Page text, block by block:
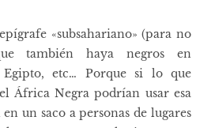
«subsahariano» (para no
también haya negros en
Egipto, etc… Porque si lo que
África Negra podrían usar esa
un saco a personas de lugares